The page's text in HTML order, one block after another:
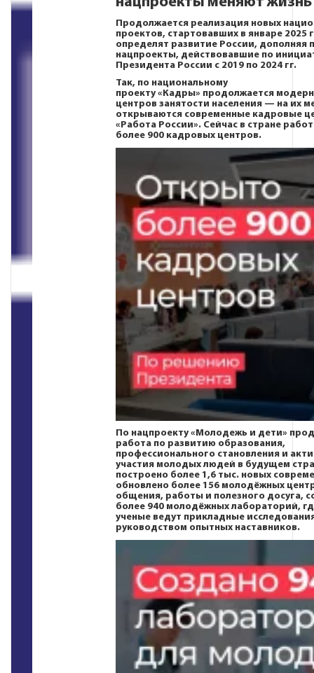
Продолжается реализация новых
проектов, стартовавших в январе 2025
определят развитие России,
нацпроекты, действовавшие по
Президента России с 2019 по 2024 гг.
Так, по национальному
проекту «Кадры» продолжается
центров занятости населения — на их
открываются современные кадровые
«Работа России». Сейчас в стране
более 900 кадровых центров.
По нацпроекту «Молодежь и дети»
работа по развитию образования,
профессионального становления и
участия молодых людей в будущем
построено более 1,6 тыс. новых
обновлено более 156 молодёжных
общения, работы и полезного досуга,
более 940 молодёжных лабораторий,
ученые ведут прикладные
руководством опытных наставников.